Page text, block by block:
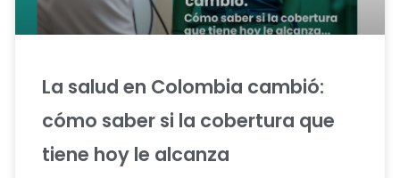
La salud en Colombia cambió:
cómo saber si la cobertura que
tiene hoy le alcanza